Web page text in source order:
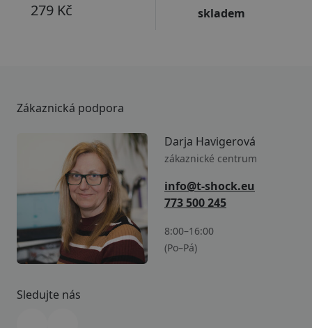
279 Kč skladem
Zákaznická podpora
Darja Havigerová
zákaznické centrum
info@t-shock.eu
773 500 245
8:00–16:00
(Po–Pá)
Sledujte nás